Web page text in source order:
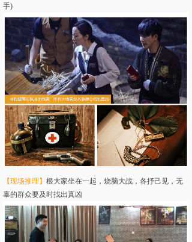
手)
【现场推理】 根大家坐在一起，烧脑大战，各抒己见，无
辜的群众要及时找出真凶